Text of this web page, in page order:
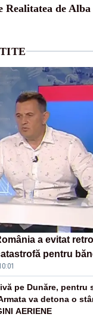
Realitatea de Alba
a evitat
pentru
pe Dunăre, pentru
va detona o
AERIENE